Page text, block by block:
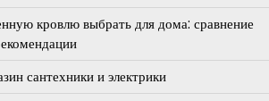
кровлю выбрать для дома: сравнение
сантехники и электрики